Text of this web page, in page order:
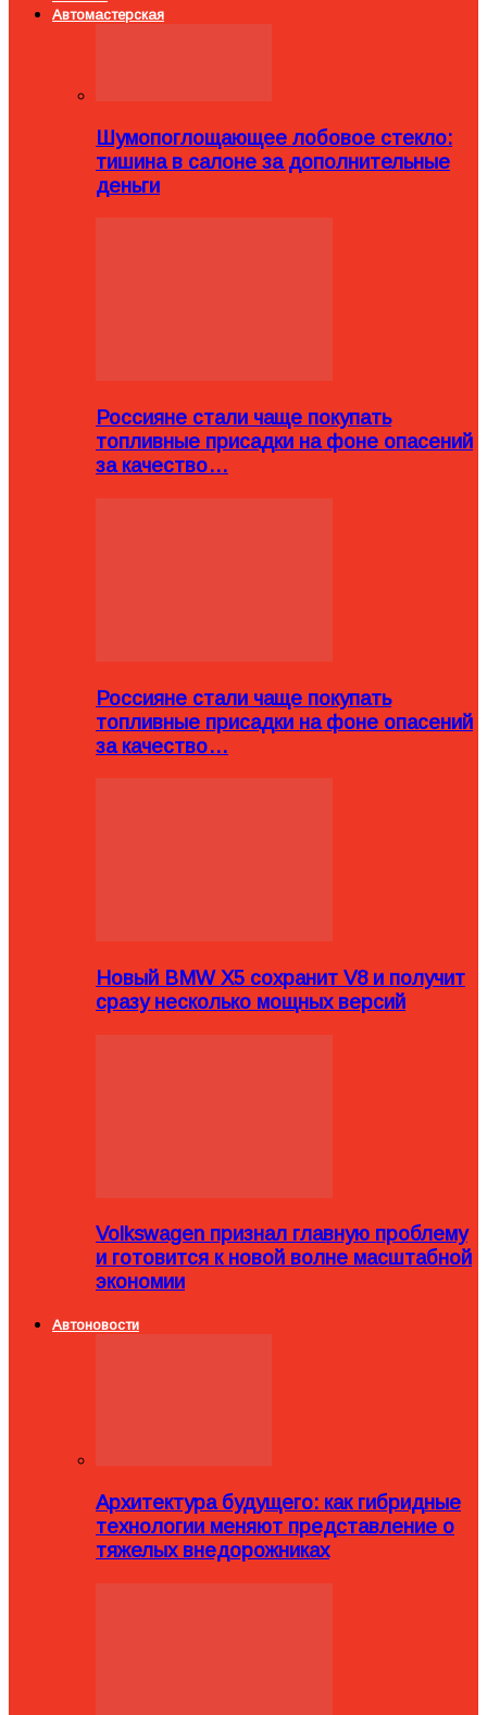
Автомастерская
Шумопоглощающее лобовое стекло:
тишина в салоне за дополнительные
деньги
Россияне стали чаще покупать
топливные присадки на фоне опасений
за качество…
Россияне стали чаще покупать
топливные присадки на фоне опасений
за качество…
Новый BMW X5 сохранит V8 и получит
сразу несколько мощных версий
Volkswagen признал главную проблему
и готовится к новой волне масштабной
экономии
Автоновости
Архитектура будущего: как гибридные
технологии меняют представление о
тяжелых внедорожниках